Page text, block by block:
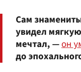
Сам
увидел
мечтал, —он
до